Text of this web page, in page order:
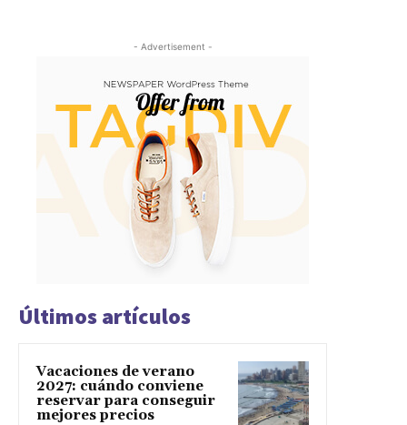
- Advertisement -
Últimos artículos
Vacaciones de verano
2027: cuándo conviene
reservar para conseguir
mejores precios